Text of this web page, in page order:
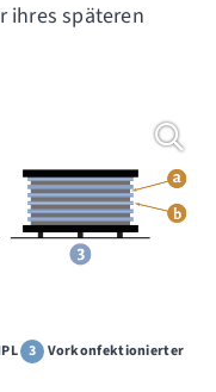
ihres späteren
3 Vorkonfektionierter